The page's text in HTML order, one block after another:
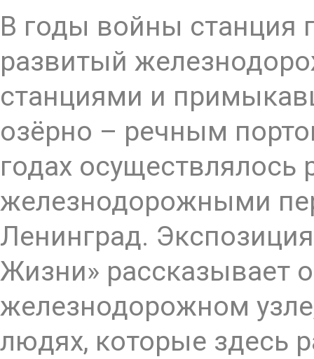
В годы войны станция
развитый
станциями и
озёрно – речным
годах осуществлялось
железнодорожными
Ленинград.
Жизни» рассказывает
железнодорожном
людях, которые здесь